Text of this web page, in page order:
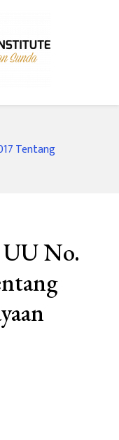
Tentang
UU No.